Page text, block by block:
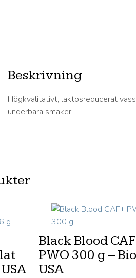
Beskrivning
Högkvalitativt, laktosreducerat
underbara smaker.
Black Blood
PWO 300 g –
USA